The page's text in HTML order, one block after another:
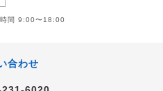
時間 9:00〜18:00
合わせ